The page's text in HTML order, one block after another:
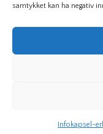
samtykket kan ha negativ
Infokapsel-